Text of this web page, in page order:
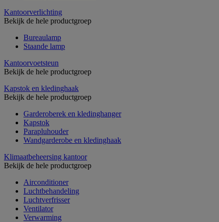
Kantoorverlichting
Bekijk de hele productgroep
Bureaulamp
Staande lamp
Kantoorvoetsteun
Bekijk de hele productgroep
Kapstok en kledinghaak
Bekijk de hele productgroep
Garderoberek en kledinghanger
Kapstok
Parapluhouder
Wandgarderobe en kledinghaak
Klimaatbeheersing kantoor
Bekijk de hele productgroep
Airconditioner
Luchtbehandeling
Luchtverfrisser
Ventilator
Verwarming